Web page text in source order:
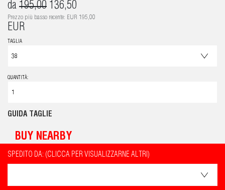
da 195,00 136,50
Prezzo più basso recente: EUR 195,00
EUR
TAGLIA
QUANTITÀ:
GUIDA TAGLIE
BUY NEARBY
SPEDITO DA: (CLICCA PER VISUALIZZARNE ALTRI)